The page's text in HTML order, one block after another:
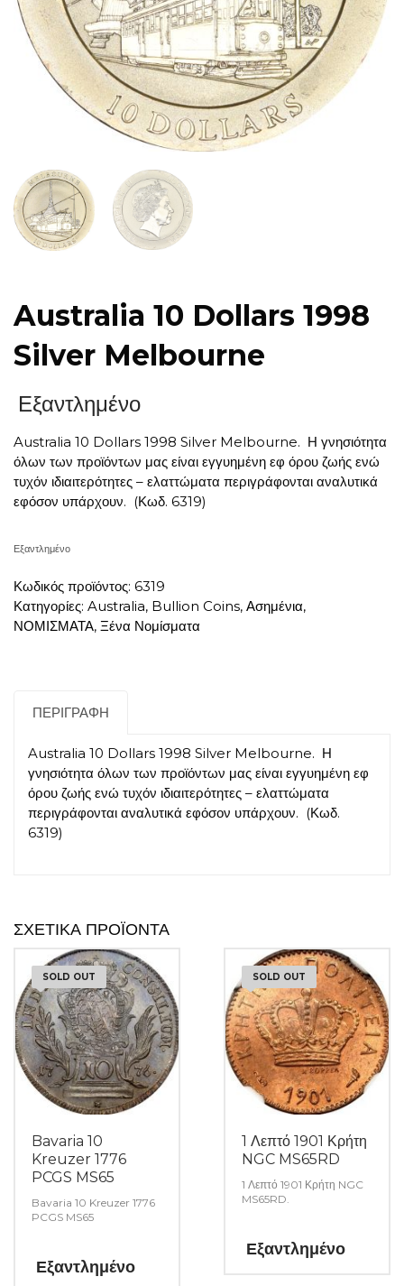
Australia 10 Dollars 1998
Silver Melbourne
Εξαντλημένο
Australia 10 Dollars 1998 Silver Melbourne. Η γνησιότητα
όλων των προϊόντων μας είναι εγγυημένη εφ όρου ζωής ενώ
τυχόν ιδιαιτερότητες – ελαττώματα περιγράφονται αναλυτικά
εφόσον υπάρχουν. (Κωδ. 6319)
Εξαντλημένο
Κωδικός προϊόντος: 6319
Κατηγορίες: Australia, Bullion Coins, Ασημένια,
ΝΟΜΙΣΜΑΤΑ, Ξένα Νομίσματα
ΠΕΡΙΓΡΑΦΉ
Australia 10 Dollars 1998 Silver Melbourne. Η
γνησιότητα όλων των προϊόντων μας είναι εγγυημένη εφ
όρου ζωής ενώ τυχόν ιδιαιτερότητες – ελαττώματα
περιγράφονται αναλυτικά εφόσον υπάρχουν. (Κωδ.
6319)
ΣΧΕΤΙΚΆ ΠΡΟΪΌΝΤΑ
SOLD OUT
Bavaria 10
Kreuzer 1776
PCGS MS65
Bavaria 10 Kreuzer 1776
PCGS MS65
Εξαντλημένο
SOLD OUT
1 Λεπτό 1901 Κρήτη
NGC MS65RD
1 Λεπτό 1901 Κρήτη NGC
MS65RD.
Εξαντλημένο